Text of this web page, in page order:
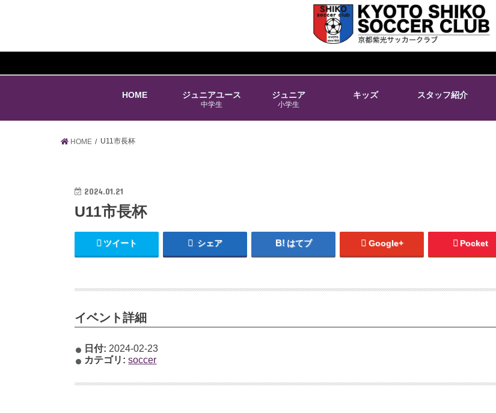
HOME ジュニアユース
中学生
ジュニア
小学生
キッズ スタッフ紹介
HOME U11市長杯
2024.01.21
U11市長杯
ツイート シェア はてブ Google+ Pocket
イベント詳細
日付: 2024-02-23
カテゴリ: soccer